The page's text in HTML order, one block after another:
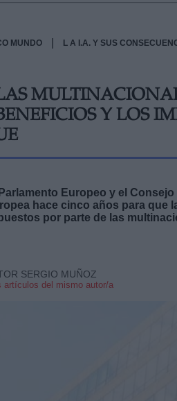
MUNDO L A I.A. Y SUS
Y LOS
Europeo y el
hace cinco años para que
por parte de las
SERGIO MUÑOZ
artículos del mismo autor/a